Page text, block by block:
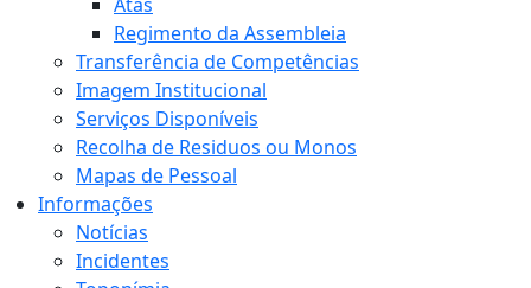
Atas
Regimento da Assembleia
Transferência de Competências
Imagem Institucional
Serviços Disponíveis
Recolha de Residuos ou Monos
Mapas de Pessoal
Informações
Notícias
Incidentes